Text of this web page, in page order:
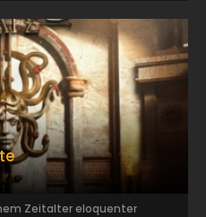
Zeitalter eloquenter